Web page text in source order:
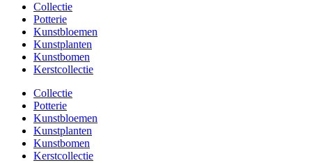
Collectie
Potterie
Kunstbloemen
Kunstplanten
Kunstbomen
Kerstcollectie
Collectie
Potterie
Kunstbloemen
Kunstplanten
Kunstbomen
Kerstcollectie